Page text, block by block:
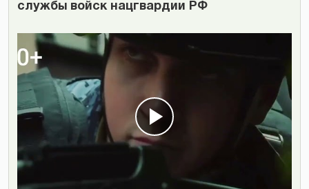
службы войск нацгвардии РФ